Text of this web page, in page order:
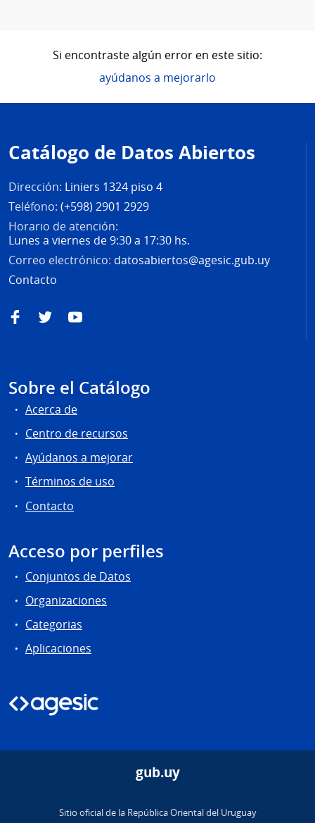
Si encontraste algún error en este sitio:
ayúdanos a mejorarlo
de
página
Catálogo de Datos Abiertos
Dirección: Liniers 1324 piso 4
Teléfono: (+598) 2901 2929
Horario de atención:
Lunes a viernes de 9:30 a 17:30 hs.
Correo electrónico: datosabiertos@agesic.gub.uy
Contacto
FacebookTwitterYouTube
Sobre el Catálogo
Acerca de
Centro de recursos
Ayúdanos a mejorar
Términos de uso
Contacto
Acceso por perfiles
Conjuntos de Datos
Organizaciones
Categorias
Aplicaciones
gub.uy
Sitio oficial de la República Oriental del Uruguay